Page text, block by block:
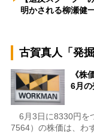
明かされる柳瀬健
古賀真人「発
《株
6月
6月3日に8330円を
7564）の株価は、わ